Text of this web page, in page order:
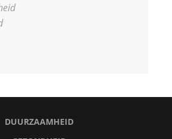
DUURZAAMHEID